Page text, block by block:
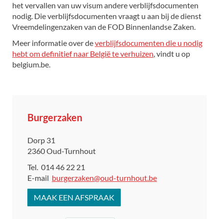
het vervallen van uw visum andere verblijfsdocumenten
nodig. Die verblijfsdocumenten vraagt u aan bij de dienst
Vreemdelingenzaken van de FOD Binnenlandse Zaken.
Meer informatie over deverblijfsdocumenten die u nodig
hebt om definitief naar België te verhuizen, vindt u op
belgium.be.
Contact
Burgerzaken
Adres
Dorp 31
,2360Oud-Turnhout
Tel. 014 46 22 21
E-
mail
burgerzaken@oud-turnhout.be
MAAK EEN AFSPRAAK